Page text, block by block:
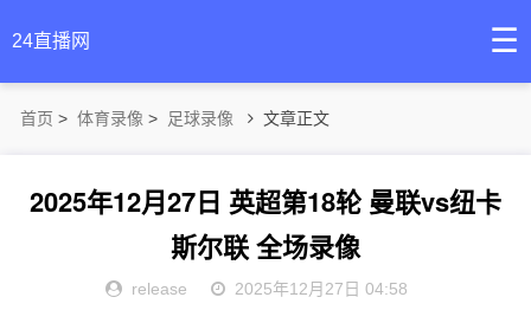
24直播网 ☰
首页 > 体育录像 > 足球录像 文章正文
2025年12月27日 英超第18轮 曼联vs纽卡
斯尔联 全场录像
release 2025年12月27日 04:58